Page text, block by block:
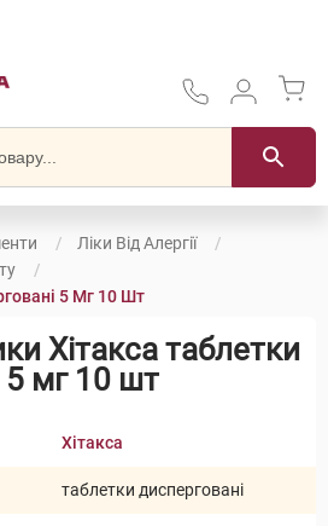
Ліки Від Алергії
5 Мг 10 Шт
Хітакса таблетки
5 мг 10 шт
Хітакса
таблетки дисперговані